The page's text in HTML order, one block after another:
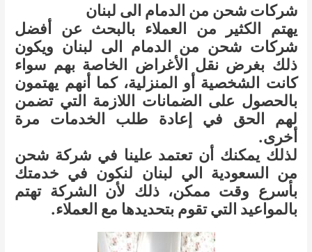
شركات شحن من الدمام الى لبنان
يهتم الكثير من العملاء بالبحث عن أفضل
شركات شحن من الدمام الى لبنان ويكون
ذلك بغرض نقل الأغراض الخاصة بهم سواء
كانت الشخصية أو المنزلية، كما أنهم يهتمون
بالحصول على الضمانات اللازمة التي تضمن
لهم الحق في إعادة طلب الخدمات مرة
أخرى.
لذلك يمكنك أن تعتمد علينا في شركة شحن
من السعودية الي لبنان لنكون في خدمتك
بأسرع وقت ممكن، ذلك لأن الشركة تهتم
بالمواعيد التي تقوم بتحديدها مع العملاء.